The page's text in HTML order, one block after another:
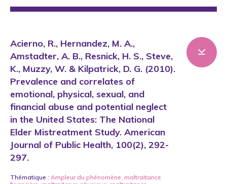
Acierno, R., Hernandez, M. A.,
Amstadter, A. B., Resnick, H. S., Steve,
K., Muzzy, W. & Kilpatrick, D. G. (2010).
Prevalence and correlates of
emotional, physical, sexual, and
financial abuse and potential neglect
in the United States: The National
Elder Mistreatment Study. American
Journal of Public Health, 100(2), 292-
297.
Thématique : Ampleur du phénomène, maltraitance